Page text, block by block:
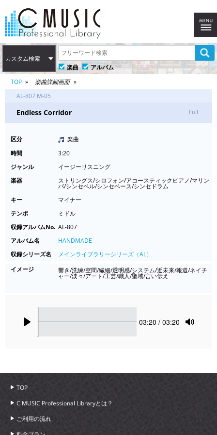
カスタム検索
楽曲
アルバム
TOP
楽曲詳細画面
AL-807 M-05
Endless Corridor Full
区分
楽曲
時間
3:20
ジャンル
イージーリスニング
楽器
ストリングス/シロフォン/アコースティックピアノ/マリン
バ/シンセベル/シンセベース/シンセドラム
キー
マイナー
テンポ
ミドル
収録アルバムNo. AL-807
アルバム名
HANDMADE
収録シリーズ名
メインライブラリーシリーズ（AL）
イメージ
響き/洗練/空間/繊細/透明感/システム/近未来/報道/ネイチ
ャー/淡々/アート/工芸/職人/聖域/言い伝え
Current
03:20 / 03:20
TOP
C MUSIC Professional Libraryとは？
ご利用の流れ